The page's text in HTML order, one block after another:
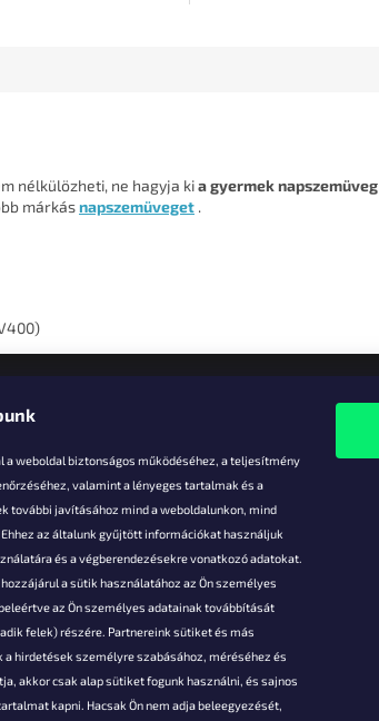
a weboldal biztonságos működéséhez, a teljesítmény
valamint a lényeges tartalmak és a
további javításához mind a weboldalunkon, mind
az általunk gyűjtött információkat használjuk
és a végberendezésekre vonatkozó adatokat.
a sütik használatához az Ön személyes
az Ön személyes adatainak továbbítását
felek) részére. Partnereink sütiket és más
hirdetések személyre szabásához, méréséhez és
akkor csak alap sütiket fogunk használni, és sajnos
kapni. Hacsak Ön nem adja beleegyezését,
nélkülözheti, ne hagyja kia gyermek napszemüveg
márkásnapszemüveget .